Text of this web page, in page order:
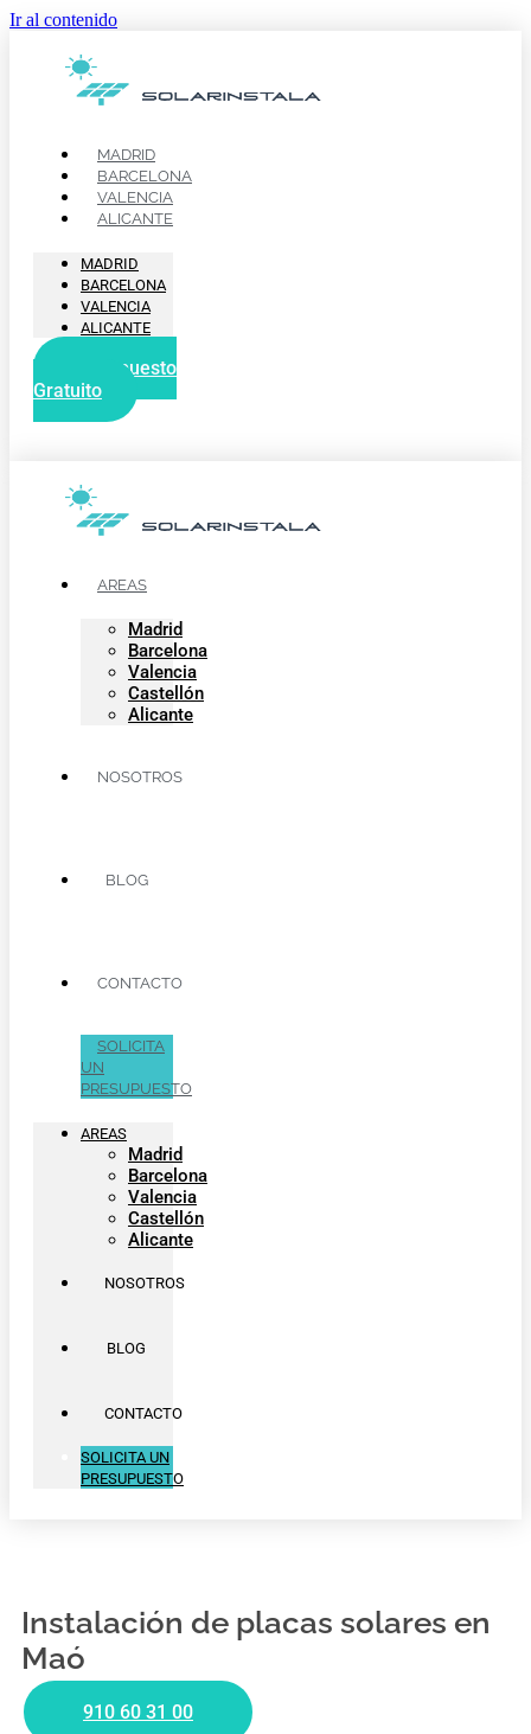
Ir al contenido
MADRID
BARCELONA
VALENCIA
ALICANTE
MADRID
BARCELONA
VALENCIA
ALICANTE
Presupuesto
Gratuito
AREAS
Madrid
Barcelona
Valencia
Castellón
Alicante
NOSOTROS
BLOG
CONTACTO
SOLICITA
UN
PRESUPUESTO
AREAS
Madrid
Barcelona
Valencia
Castellón
Alicante
NOSOTROS
BLOG
CONTACTO
SOLICITA UN
PRESUPUESTO
Instalación de placas solares en
Maó
910 60 31 00